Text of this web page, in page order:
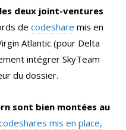
les deux joint-ventures
de codeshare mis en
Atlantic (pour Delta
intégrer SkyTeam
du dossier.
sont bien montées au
mis en place,